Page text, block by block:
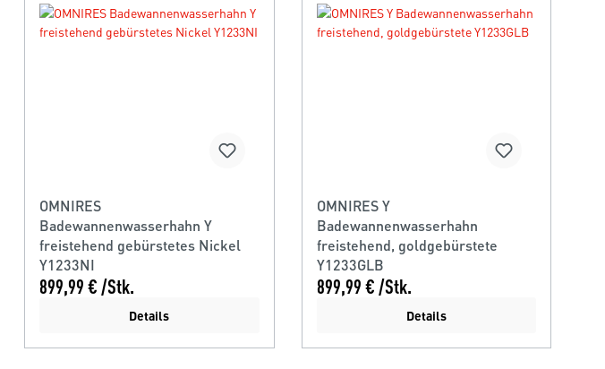
OMNIRES
Badewannenwasserhahn Y
freistehend gebürstetes Nickel
Y1233NI
899,99 € /Stk.
Details
OMNIRES Y
Badewannenwasserhahn
freistehend, goldgebürstete
Y1233GLB
899,99 € /Stk.
Details